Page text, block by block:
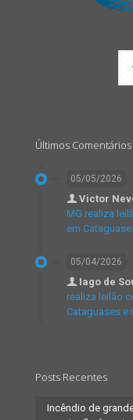
Últimos Comentários
05/05/2026
Victor
MG realiza
em
05/04/2026
Iago de
realiza leilão
Cataguases e
Posts Recentes
Incêndio de